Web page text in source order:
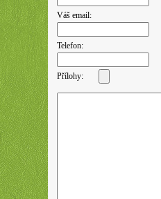
Váš email:
Telefon:
Přílohy: